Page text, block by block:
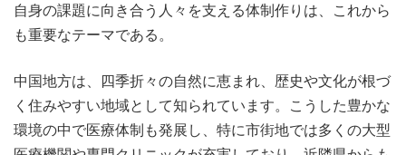
自身の課題に向き合う人々を支える体制作りは、これから
も重要なテーマである。
中国地方は、四季折々の自然に恵まれ、歴史や文化が根づ
く住みやすい地域として知られています。こうした豊かな
環境の中で医療体制も発展し、特に市街地では多くの大型